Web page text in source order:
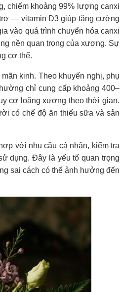
chiếm khoảng 99% lượng canxi
— vitamin D3 giúp tăng cường
vào quá trình chuyển hóa canxi
nền quan trọng của xương. Sự
cơ thể.
kinh. Theo khuyến nghị, phụ
chỉ cung cấp khoảng 400–
cơ loãng xương theo thời gian.
có chế độ ăn thiếu sữa và sản
với nhu cầu cá nhân, kiểm tra
dụng. Đây là yếu tố quan trọng
sai cách có thể ảnh hưởng đến